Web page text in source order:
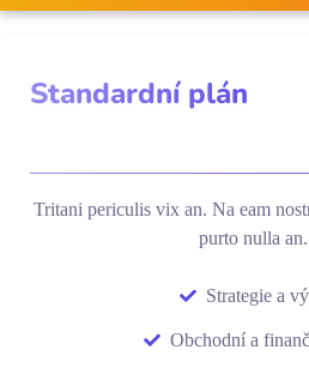
Standardní plán
Tritani periculis vix an. Na eam
purto nulla an.
Strategie a
Obchodní a